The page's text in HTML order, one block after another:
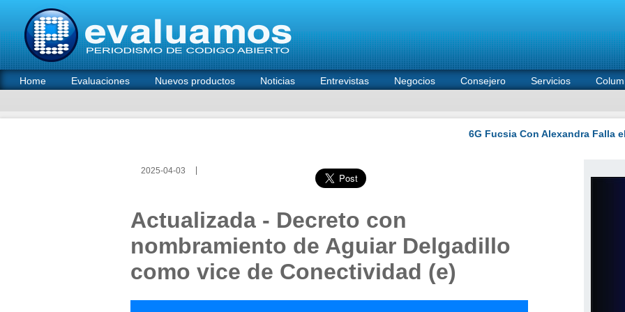
Home Evaluaciones Nuevos productos Noticias Entrevistas Negocios Consejero Servicios
2025-04-03
Actualizada - Decreto con
nombramiento de Aguiar Delgadillo
como vice de Conectividad (e)